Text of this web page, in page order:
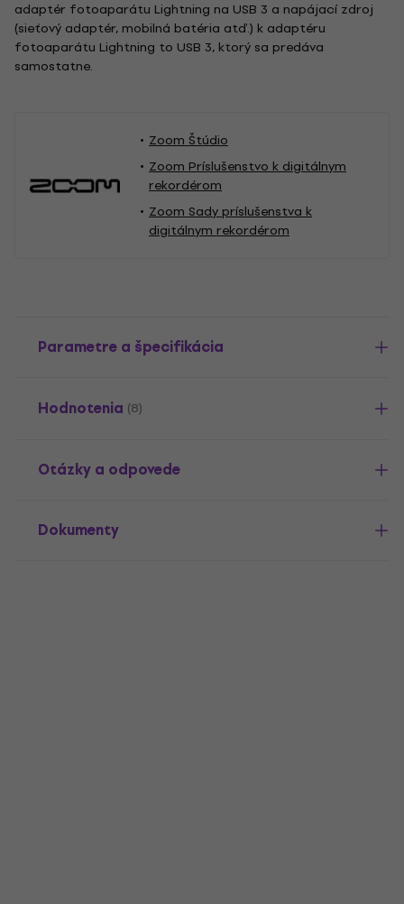
adaptér fotoaparátu Lightning na USB 3 a napájací zdroj
(sieťový adaptér, mobilná batéria atď.) k adaptéru
fotoaparátu Lightning to USB 3, ktorý sa predáva
samostatne.
Zoom Štúdio
Zoom Príslušenstvo k digitálnym
rekordérom
Zoom Sady príslušenstva k
digitálnym rekordérom
Parametre a špecifikácia
Hodnotenia (8)
Otázky a odpovede
Dokumenty